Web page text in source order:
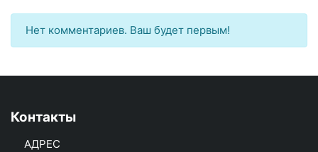
Нет комментариев. Ваш будет первым!
Контакты
АДРЕС